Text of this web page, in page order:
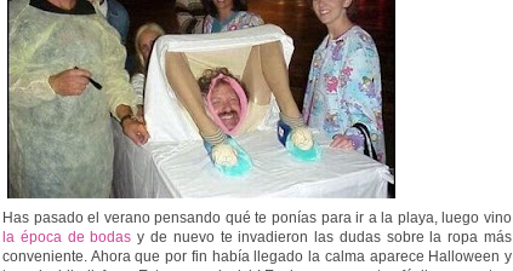
Has pasado el verano pensando qué te ponías para ir a la playa, luego vino
la época de bodasy de nuevo te invadieron las dudas sobre la ropa más
conveniente. Ahora que por fin había llegado la calma aparece Halloween y